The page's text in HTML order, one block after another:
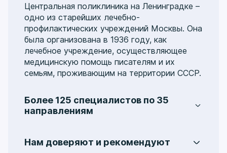
Центральная поликлиника на Ленинградке –
одно из старейших лечебно-
профилактических учреждений Москвы. Она
была организована в 1936 году, как
лечебное учреждение, осуществляющее
медицинскую помощь писателям и их
семьям, проживающим на территории СССР.
Более 125 специалистов по 35
направлениям
направлений, включая:
гастроэнтерологию ,гинекологию,
Нам доверяют и рекомендуют